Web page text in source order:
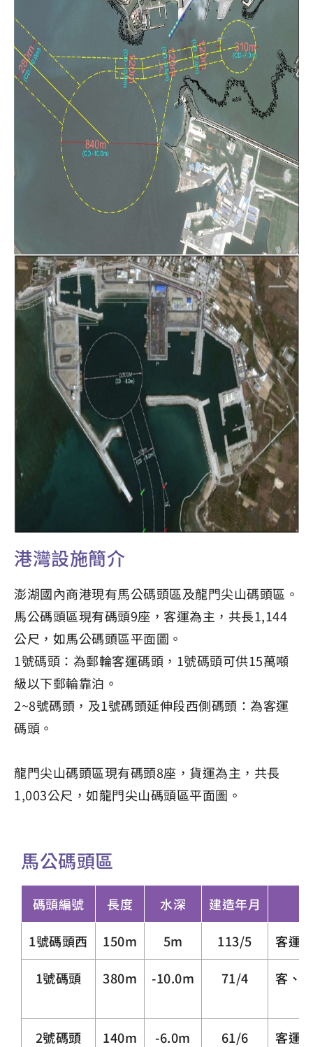
港灣設施簡介
澎湖國內商港現有馬公碼頭區及龍門尖山碼頭區。
馬公碼頭區現有碼頭9座，客運為主，共長1,144
公尺，如馬公碼頭區平面圖。
1號碼頭：為郵輪客運碼頭，1號碼頭可供15萬噸
級以下郵輪靠泊。
2~8號碼頭，及1號碼頭延伸段西側碼頭：為客運
碼頭。
龍門尖山碼頭區現有碼頭8座，貨運為主，共長
1,003公尺，如龍門尖山碼頭區平面圖。
馬公碼頭區
碼頭編號 長度 水深 建造年月
1號碼頭西 150m 5m 113/5 客運
1號碼頭 380m -10.0m 71/4 客、
2號碼頭 140m -6.0m 61/6 客運